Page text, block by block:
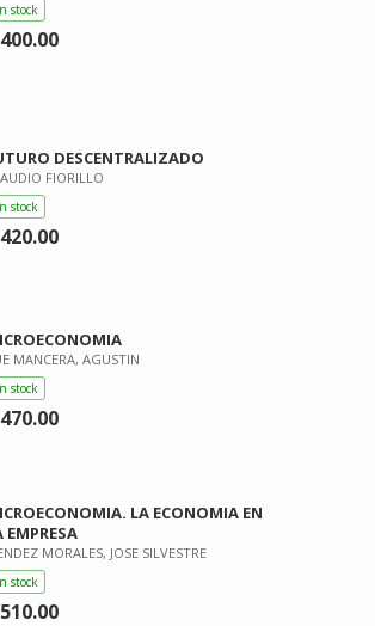
stock
DESCENTRALIZADO
FIORILLO
stock
MANCERA, AGUSTIN
stock
LA ECONOMIA EN
EMPRESA
MORALES, JOSE SILVESTRE
stock